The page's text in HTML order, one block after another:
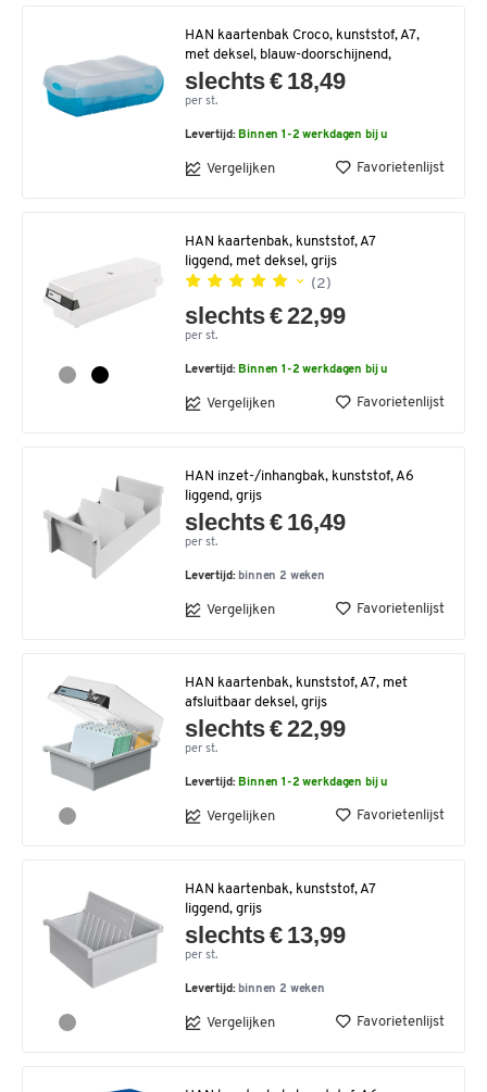
HAN kaartenbak Croco, kunststof, A7,
met deksel, blauw-doorschijnend,
slechts € 18,49
per st.
Levertijd: Binnen 1-2 werkdagen bij u
Vergelijken Favorietenlijst
HAN kaartenbak, kunststof, A7
liggend, met deksel, grijs
(2)
slechts € 22,99
per st.
Levertijd: Binnen 1-2 werkdagen bij u
Vergelijken Favorietenlijst
HAN inzet-/inhangbak, kunststof, A6
liggend, grijs
slechts € 16,49
per st.
Levertijd: binnen 2 weken
Vergelijken Favorietenlijst
HAN kaartenbak, kunststof, A7, met
afsluitbaar deksel, grijs
slechts € 22,99
per st.
Levertijd: Binnen 1-2 werkdagen bij u
Vergelijken Favorietenlijst
HAN kaartenbak, kunststof, A7
liggend, grijs
slechts € 13,99
per st.
Levertijd: binnen 2 weken
Vergelijken Favorietenlijst